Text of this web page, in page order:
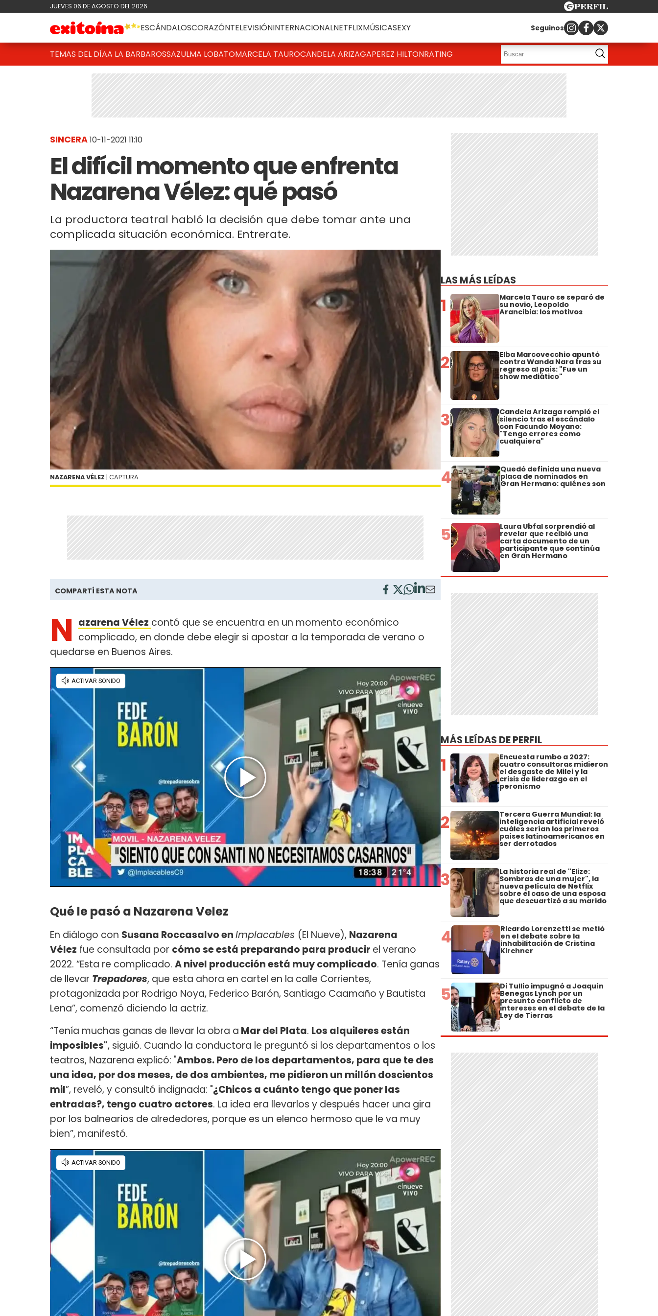
JUEVES 06 DE AGOSTO DEL 2026
ESCÁNDALOSCORAZÓNTELEVISIÓNINTERNACIONALNETFLIXMÚSICASEXY Seguinos
TEMAS DEL DÍAA LA BARBAROSSAZULMA LOBATOMARCELA TAUROCANDELA ARIZAGAPEREZ HILTONRATING
SINCERA10-11-2021 11:10
El difícil momento que enfrenta
Nazarena Vélez: qué pasó
La productora teatral habló la decisión que debe tomar ante una
complicada situación económica. Entrerate.
NAZARENA VÉLEZ | CAPTURA
COMPARTÍ ESTA NOTA
N azarena Vélez contó que se encuentra en un momento económico
complicado, en donde debe elegir si apostar a la temporada de verano o
quedarse en Buenos Aires.
Qué le pasó a Nazarena Velez
En diálogo con Susana Roccasalvo enImplacables (El Nueve), Nazarena
Vélez fue consultada por cómo se está preparando para producir el verano
2022. “Esta re complicado. A nivel producción está muy complicado. Tenía ganas
de llevar Trepadores, que esta ahora en cartel en la calle Corrientes,
protagonizada por Rodrigo Noya, Federico Barón, Santiago Caamaño y Bautista
Lena”, comenzó diciendo la actriz.
“Tenía muchas ganas de llevar la obra a Mar del Plata. Los alquileres están
imposibles", siguió. Cuando la conductora le preguntó si los departamentos o los
teatros, Nazarena explicó: "Ambos. Pero de los departamentos, para que te des
una idea, por dos meses, de dos ambientes, me pidieron un millón doscientos
mil”, reveló, y consultó indignada: "¿Chicos a cuánto tengo que poner las
entradas?, tengo cuatro actores. La idea era llevarlos y después hacer una gira
por los balnearios de alrededores, porque es un elenco hermoso que le va muy
bien”, manifestó.
LAS MÁS LEÍDAS
1 Marcela Tauro se separó de
su novio, Leopoldo
Arancibia: los motivos
2 Elba Marcovecchio apuntó
contra Wanda Nara tras su
regreso al país: "Fue un
show mediático"
3 Candela Arizaga rompió el
silencio tras el escándalo
con Facundo Moyano:
"Tengo errores como
cualquiera"
4 Quedó definida una nueva
placa de nominados en
Gran Hermano: quiénes son
5 Laura Ubfal sorprendió al
revelar que recibió una
carta documento de un
participante que continúa
en Gran Hermano
MÁS LEÍDAS DE PERFIL
1 Encuesta rumbo a 2027:
cuatro consultoras midieron
el desgaste de Milei y la
crisis de liderazgo en el
peronismo
2 Tercera Guerra Mundial: la
inteligencia artificial reveló
cuáles serían los primeros
países latinoamericanos en
ser derrotados
3 La historia real de "Elize:
Sombras de una mujer", la
nueva película de Netflix
sobre el caso de una esposa
que descuartizó a su marido
4 Ricardo Lorenzetti se metió
en el debate sobre la
inhabilitación de Cristina
Kirchner
5 Di Tullio impugnó a Joaquín
Benegas Lynch por un
presunto conflicto de
intereses en el debate de la
Ley de Tierras